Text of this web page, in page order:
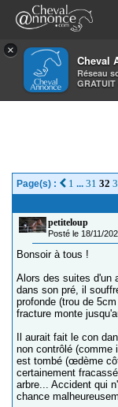
×
Cheval
Réseau
>La santé - les
HELP
Page(s) : 1 ... 31 32
petiteloup
Posté le 18/11/
Bonsoir à tous !
Alors des suites d'un
dans son pré, il
profonde (trou de
fracture monte
Il aurait fait le con
non contrôlé (comme
est tombé (œdème
certainement
arbre... Accident qui
chance